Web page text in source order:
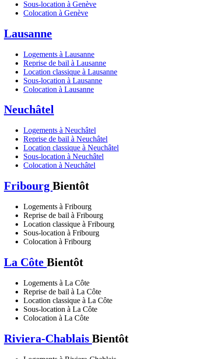
Sous-location à Genève
Colocation à Genève
Lausanne
Logements à Lausanne
Reprise de bail à Lausanne
Location classique à Lausanne
Sous-location à Lausanne
Colocation à Lausanne
Neuchâtel
Logements à Neuchâtel
Reprise de bail à Neuchâtel
Location classique à Neuchâtel
Sous-location à Neuchâtel
Colocation à Neuchâtel
Fribourg Bientôt
Logements à Fribourg
Reprise de bail à Fribourg
Location classique à Fribourg
Sous-location à Fribourg
Colocation à Fribourg
La Côte Bientôt
Logements à La Côte
Reprise de bail à La Côte
Location classique à La Côte
Sous-location à La Côte
Colocation à La Côte
Riviera-Chablais Bientôt